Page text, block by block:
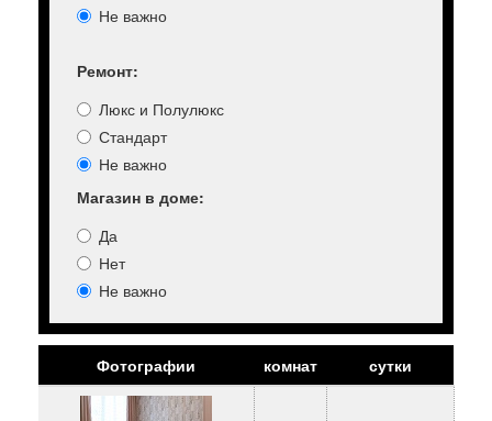
Не важно
Ремонт:
Люкс и Полулюкс
Стандарт
Не важно
Магазин в доме:
Да
Нет
Не важно
Фотографии комнат сутки